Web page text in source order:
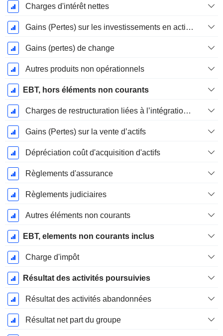
Charges d'intérêt nettes
Gains (Pertes) sur les investissements en actions
Gains (pertes) de change
Autres produits non opérationnels
EBT, hors éléments non courants
Charges de restructuration liées à l’intégration d’une nouvelle activité (Fusions, Acquisitions)
Gains (Pertes) sur la vente d’actifs
Dépréciation coût d'acquisition d'actifs
Règlements d'assurance
Règlements judiciaires
Autres éléments non courants
EBT, elements non courants inclus
Charge d'impôt
Résultat des activités poursuivies
Résultat des activités abandonnées
Résultat net part du groupe